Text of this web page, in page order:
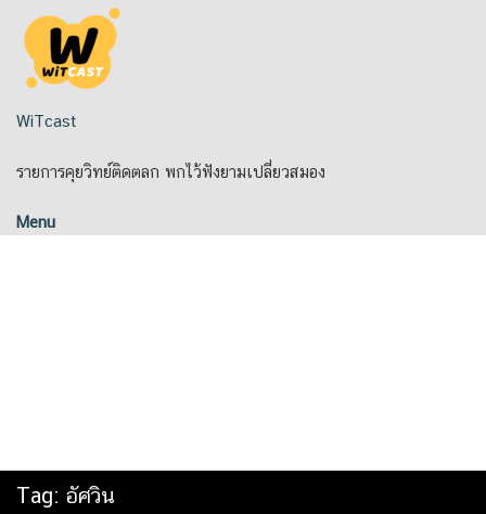
content
WiTcast
รายการคุยวิทย์ติดตลก พกไว้ฟังยามเปลี่ยวสมอง
Menu
Tag: อัศวิน